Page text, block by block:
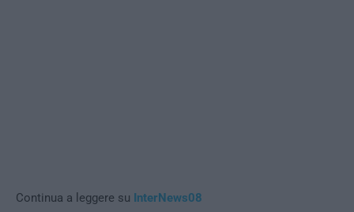
Continua a leggere su InterNews08